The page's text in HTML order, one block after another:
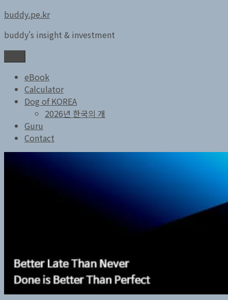
콘
츠
로
바
buddy.pe.kr
buddy's insight & investment
eBook
Calculator
Dog of KOREA
2026년 한국의 개
Guru
Contact